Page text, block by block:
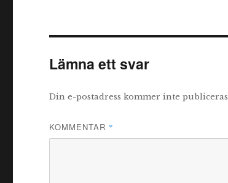
Lämna ett svar
Din e-postadress kommer inte
KOMMENTAR *